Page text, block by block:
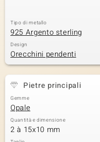
Tipo di metallo
925 Argento sterling
Design
Orecchini pendenti
Pietre principali
Gemme
Opale
Quantità e dimensione
2 à 15x10 mm